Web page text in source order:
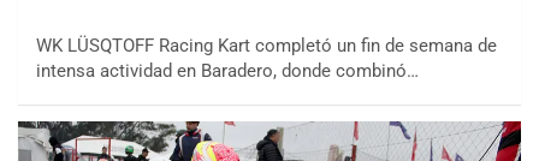
WK LÜSQTOFF Racing Kart completó un fin de semana de
intensa actividad en Baradero, donde combinó…